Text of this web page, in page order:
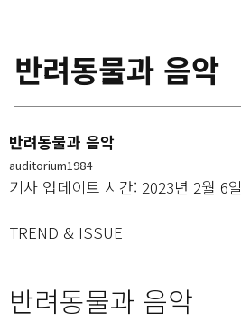
반려동물과 음악
반려동물과 음악
auditorium1984
기사 업데이트 시간: 2023년 2월 6
TREND & ISSUE
반려동물과 음악